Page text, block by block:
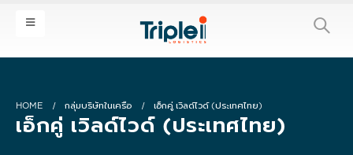
HOME กลุ่มบริษัทในเครือ เอ็กคู่ เวิลด์ไวด์ (ประเทศไทย)
เอ็กคู่ เวิลด์ไวด์ (ประเทศไทย)